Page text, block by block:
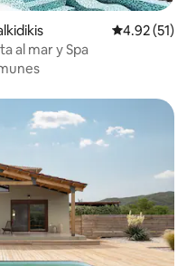
Calificación
4.92 (51)
al mar y Spa